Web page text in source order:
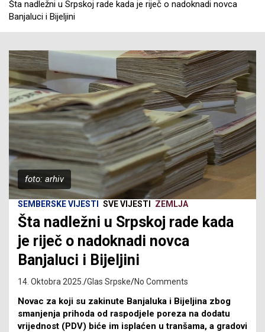
Šta nadležni u Srpskoj rade kada je riječ o nadoknadi novca
Banjaluci i Bijeljini
foto: arhiv
SEMBERSKE VIJESTI SVE VIJESTI ZEMLJA
Šta nadležni u Srpskoj rade kada
je riječ o nadoknadi novca
Banjaluci i Bijeljini
14. Oktobra 2025. Glas Srpske No Comments
Novac za koji su zakinute Banjaluka i Bijeljina zbog
smanjenja prihoda od raspodjele poreza na dodatu
vrijednost (PDV) biće im isplaćen u tranšama, a gradovi